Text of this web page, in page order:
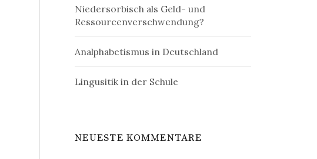
Niedersorbisch als Geld- und
Ressourcenverschwendung?
Analphabetismus in Deutschland
Lingusitik in der Schule
NEUESTE KOMMENTARE